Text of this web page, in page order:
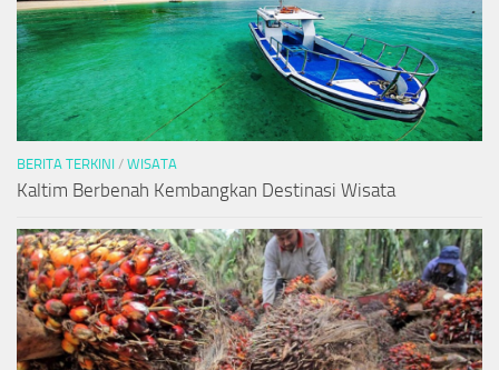
BERITA TERKINI / WISATA
Kaltim Berbenah Kembangkan Destinasi Wisata